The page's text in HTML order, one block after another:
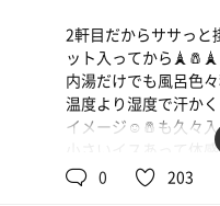
モツ煮イワシ黒星
モツもイワシもア
2軒目だからササっと
ット入ってから
内湯だけでも風呂色
温度より湿度で汗か
イメージ☺️🧂も久々
小さいイスあって体
時間見て11時のオー
0 203